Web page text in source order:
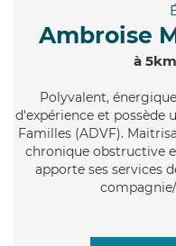
Ambroise
à
Polyvalent,
d'expérience et possède
Familles (ADVF).
chronique obstructive
apporte ses services